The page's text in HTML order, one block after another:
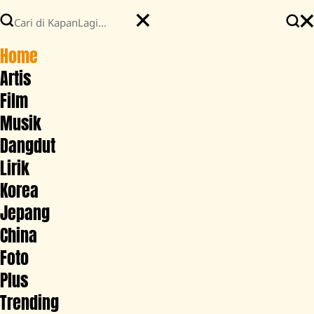
Home
Artis
Film
Musik
Dangdut
Lirik
Korea
Jepang
China
Foto
Plus
Trending